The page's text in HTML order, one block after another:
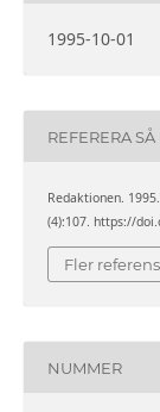
1995-10-01
REFERERA
Redaktionen.
(4):107. https://
Fler
NUMMER